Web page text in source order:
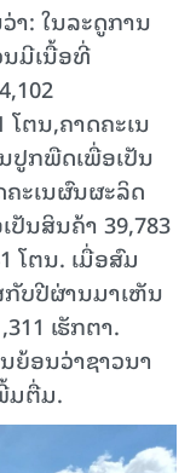
າ: ໃນລະດູການ
ນມີເນື້ອທີ່
ໂຕນ,ຄາດຄະເນ
ປູກພືດເພື່ອເປັນ
ຄະເນຜົນຜະລິດ
ນສິນຄ້າ 39,783
ໂຕນ. ເມື່ອສົມ
ບປີຜ່ານມາເຫັນ
ເຮັກຕາ.
ຍ້ອນວ່າຊາວນາ
ມຕື່ມ.